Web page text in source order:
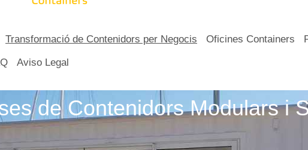
Transformació de Contenidors per Negocis Oficines Containers
Aviso Legal
de Contenidors Modulars i